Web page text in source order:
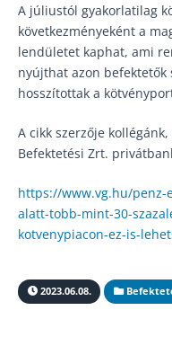
A júliustól gyakorlatilag
következményeként a
lendületet kaphat, ami
nyújthat azon befektetők
hosszítottak a
A cikk szerzője
Befektetési Zrt.
https://www.vg.hu/penz-
alatt-tobb-mint-30-
kotvenypiacon-ez-is-
2023.06.08.